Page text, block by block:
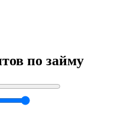
по займу